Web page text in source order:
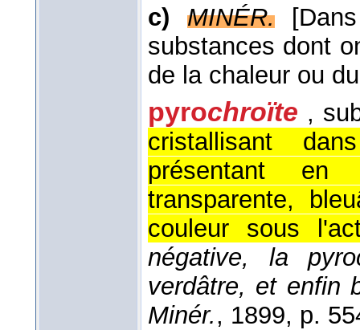
c)
MINÉR.
substances dont
de la chaleur ou
pyrochroïte ,
cristallisant
présentant
transparente,
couleur sous
négative, la
verdâtre, et enfin
Minér., 1899, p.